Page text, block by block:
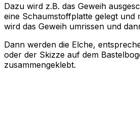
Dazu wird z.B. das Geweih
eine Schaumstoffplatte gelegt und
wird das Geweih umrissen und
Dann werden die Elche,
oder der Skizze auf dem
zusammengeklebt.